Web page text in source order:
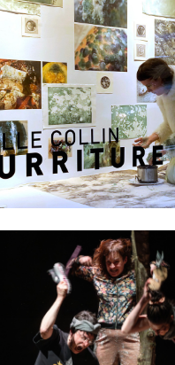
P O U R R I T U
TIMBER